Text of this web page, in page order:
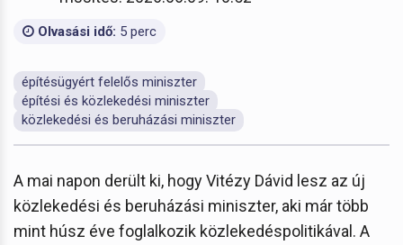
Olvasási idő: 5 perc
építésügyért felelős miniszter
építési és közlekedési miniszter
közlekedési és beruházási miniszter
A mai napon derült ki, hogy Vitézy Dávid lesz az új
közlekedési és beruházási miniszter, aki már több
mint húsz éve foglalkozik közlekedéspolitikával. A